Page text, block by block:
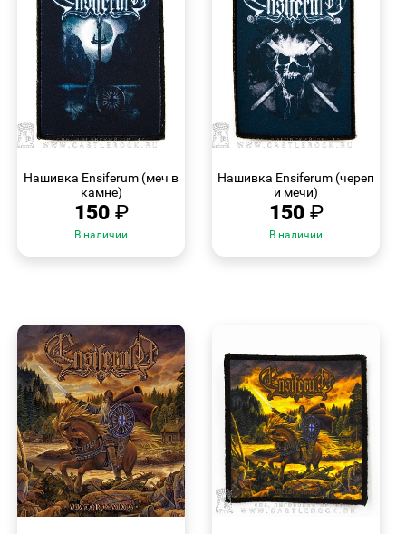
Нашивка Ensiferum (меч в
камне)
150 ₽
В наличии
Нашивка Ensiferum (череп
и мечи)
150 ₽
В наличии